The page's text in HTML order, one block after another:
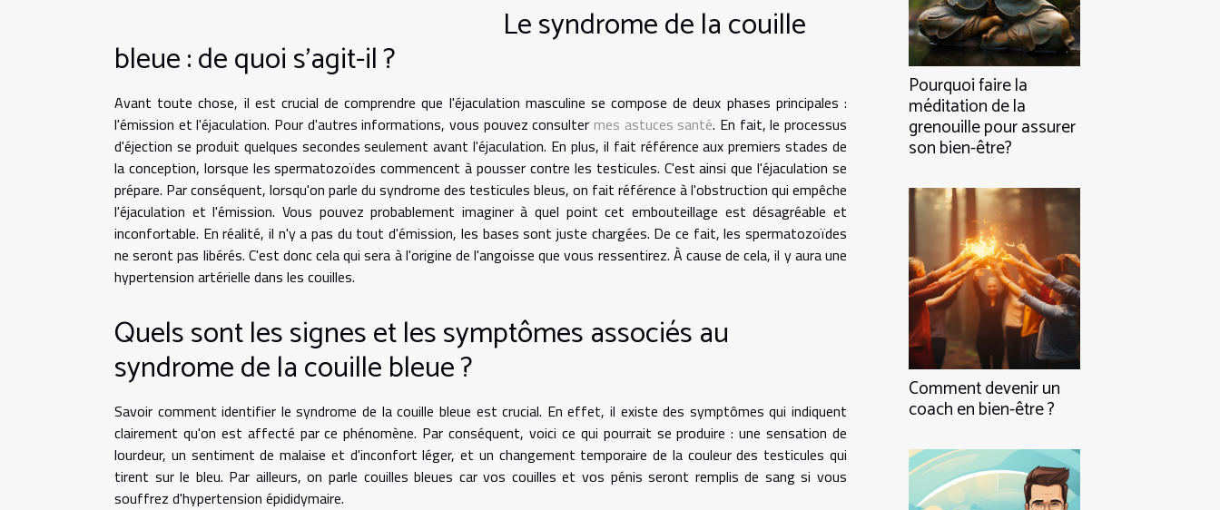
Le syndrome de la couille
bleue : de quoi s'agit-il ?
Avant toute chose, il est crucial de comprendre que l'éjaculation masculine se compose de deux phases principales :
l'émission et l'éjaculation. Pour d'autres informations, vous pouvez consulter mes astuces santé. En fait, le processus
d'éjection se produit quelques secondes seulement avant l'éjaculation. En plus, il fait référence aux premiers stades de
la conception, lorsque les spermatozoïdes commencent à pousser contre les testicules. C'est ainsi que l'éjaculation se
prépare. Par conséquent, lorsqu'on parle du syndrome des testicules bleus, on fait référence à l'obstruction qui empêche
l'éjaculation et l'émission. Vous pouvez probablement imaginer à quel point cet embouteillage est désagréable et
inconfortable. En réalité, il n'y a pas du tout d'émission, les bases sont juste chargées. De ce fait, les spermatozoïdes
ne seront pas libérés. C'est donc cela qui sera à l'origine de l'angoisse que vous ressentirez. À cause de cela, il y aura une
hypertension artérielle dans les couilles.
Quels sont les signes et les symptômes associés au
syndrome de la couille bleue ?
Savoir comment identifier le syndrome de la couille bleue est crucial. En effet, il existe des symptômes qui indiquent
clairement qu'on est affecté par ce phénomène. Par conséquent, voici ce qui pourrait se produire : une sensation de
lourdeur, un sentiment de malaise et d'inconfort léger, et un changement temporaire de la couleur des testicules qui
tirent sur le bleu. Par ailleurs, on parle couilles bleues car vos couilles et vos pénis seront remplis de sang si vous
souffrez d'hypertension épididymaire.
Pourquoi faire la
méditation de la
grenouille pour assurer
son bien-être?
Comment devenir un
coach en bien-être ?